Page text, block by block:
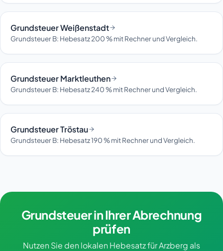
Grundsteuer Weißenstadt
Grundsteuer B: Hebesatz 200 % mit Rechner und Vergleich.
Grundsteuer Marktleuthen
Grundsteuer B: Hebesatz 240 % mit Rechner und Vergleich.
Grundsteuer Tröstau
Grundsteuer B: Hebesatz 190 % mit Rechner und Vergleich.
Grundsteuer in Ihrer Abrechnung
prüfen
Nutzen Sie den lokalen Hebesatz für Arzberg als